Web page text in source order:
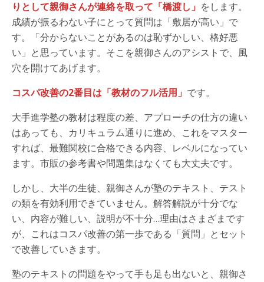
りとして親御さんが連絡を取って「橋渡し」 をします。
成績が振るわない子にとって質問は「敷居が高い」で
す。「分からないことがあるのは恥ずかしい、格好悪
い」と思っています。そこを親御さんのアシストで、風
穴を開けてあげます。
コスパ改善の2番目は「教材のフル活用」 です。
大手進学塾の教材は程度の差、アプローチの仕方の違い
はあっても、カリキュラム通りに進め、これをマスター
すれば、最難関校に合格できる内容、レベルになってい
ます。市販の参考書や問題集はなくても大丈夫です。
しかし、大半の生徒、親御さんが塾のテキスト、テスト
の類を有効利用できていません。解答解説が十分でな
い、内容が難しい、説明が不十分…理由はさまざまです
が、これはコスパ改善の第一歩である「質問」とセット
で改善していきます。
塾のテキストの問題をやって手も足も出ないと、親御さ